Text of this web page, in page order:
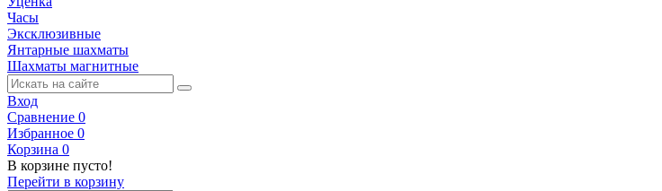
Часы
Эксклюзивные
Янтарные шахматы
Шахматы магнитные
Вход
Сравнение 0
Избранное 0
Корзина 0
В корзине пусто!
Перейти в корзину